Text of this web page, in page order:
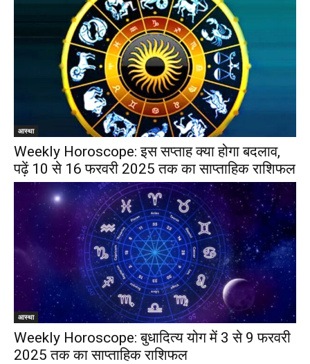
आस्था
Weekly Horoscope: इस सप्ताह क्या होगा बदलाव,
पढ़ें 10 से 16 फरवरी 2025 तक का साप्ताहिक राशिफल
आस्था
Weekly Horoscope: बुधादित्य योग में 3 से 9 फरवरी
2025 तक का साप्ताहिक राशिफल